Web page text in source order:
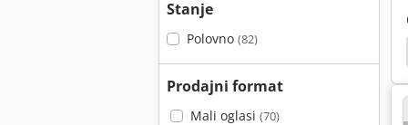
Stanje
Polovno (82)
Prodajni format
Mali oglasi (70)
Agie Charmilles